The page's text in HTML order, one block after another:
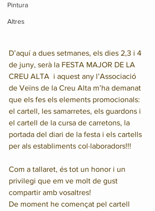
Pintura
Altres
D’aquí a dues setmanes, els dies 2,3 i 4
de juny, serà la FESTA MAJOR DE LA
CREU ALTA  i aquest any l’Associació
de Veïns de la Creu Alta m’ha demanat
que els fes els elements promocionals:
el cartell, les samarretes, els guardons i
el cartell de la cursa de carretons, la
portada del diari de la festa i els cartells
per als establiments col·laboradors!!!
Com a tallaret, és tot un honor i un
privilegi que em ve molt de gust
compartir amb vosaltres!
De moment he començat pel cartell